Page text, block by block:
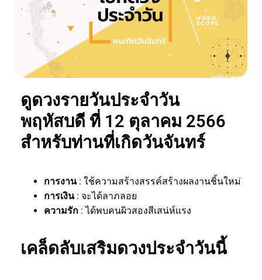
ดูดวงรายวันประจำวัน
พฤหัสบดี ที่ 12 ตุลาคม 2566
สำหรับท่านที่เกิดวันจันทร์
การงาน : ใช้ความสร้างสรรค์สร้างผลงานชิ้นใหม่
การเงิน : จะได้ลาภลอย
ความรัก : ได้พบคนผิวสองสีเสน่ห์แรง
เคล็ดลับเสริมดวงประจำวันนี้